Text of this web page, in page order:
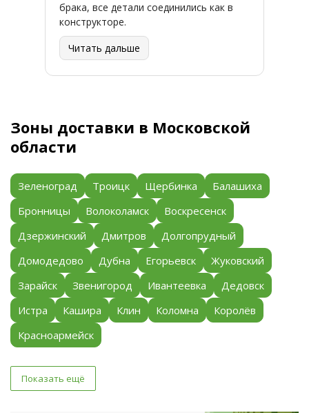
брака, все детали соединились как в
конструкторе.
Читать дальше
Зоны доставки в Московской
области
Зеленоград Троицк Щербинка
Балашиха
Бронницы
Волоколамск
Воскресенск
Дзержинский
Дмитров
Долгопрудный
Домодедово
Дубна Егорьевск
Жуковский
Зарайск
Звенигород Ивантеевка
Дедовск
Истра
Кашира Клин Коломна
Королёв
Красноармейск
Показать ещё